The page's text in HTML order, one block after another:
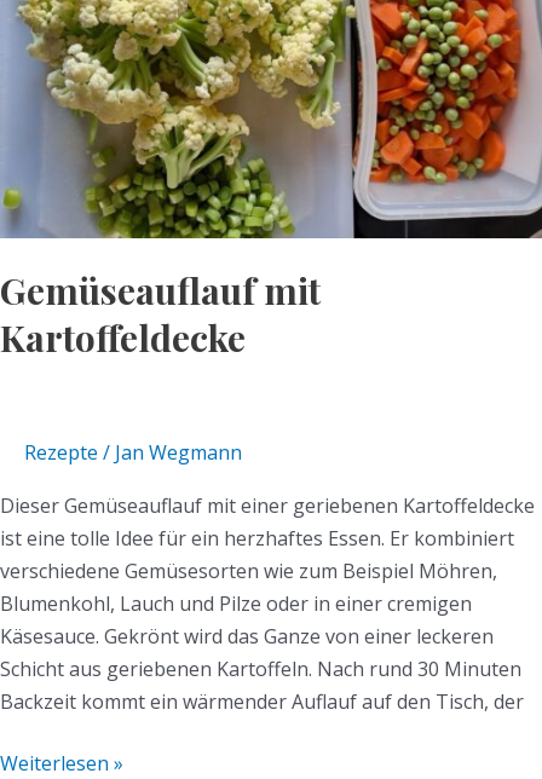
Gemüseauflauf mit
Kartoffeldecke
Rezepte / Jan Wegmann
Dieser Gemüseauflauf mit einer geriebenen Kartoffeldecke
ist eine tolle Idee für ein herzhaftes Essen. Er kombiniert
verschiedene Gemüsesorten wie zum Beispiel Möhren,
Blumenkohl, Lauch und Pilze oder in einer cremigen
Käsesauce. Gekrönt wird das Ganze von einer leckeren
Schicht aus geriebenen Kartoffeln. Nach rund 30 Minuten
Backzeit kommt ein wärmender Auflauf auf den Tisch, der
Weiterlesen »